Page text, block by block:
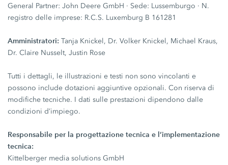
General Partner: John Deere GmbH · Sede: Lussemburgo · N.
registro delle imprese: R.C.S. Luxemburg B 161281
Amministratori: Tanja Knickel, Dr. Volker Knickel, Michael Kraus,
Dr. Claire Nusselt, Justin Rose
Tutti i dettagli, le illustrazioni e testi non sono vincolanti e
possono include dotazioni aggiuntive opzionali. Con riserva di
modifiche tecniche. I dati sulle prestazioni dipendono dalle
condizioni d’impiego.
Responsabile per la progettazione tecnica e l’implementazione
tecnica:
Kittelberger media solutions GmbH